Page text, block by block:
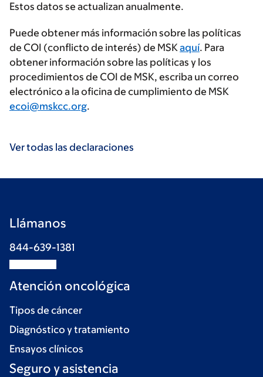
Estos datos se actualizan anualmente.
Puede obtener más información sobre las políticas
de COI (conflicto de interés) de MSKaquí. Para
obtener información sobre las políticas y los
procedimientos de COI de MSK, escriba un correo
electrónico a la oficina de cumplimiento de MSK
ecoi@mskcc.org.
Ver todas las declaraciones
Llámanos
844-639-1381
Atención oncológica
Tipos de cáncer
Diagnóstico y tratamiento
Ensayos clínicos
Seguro y asistencia